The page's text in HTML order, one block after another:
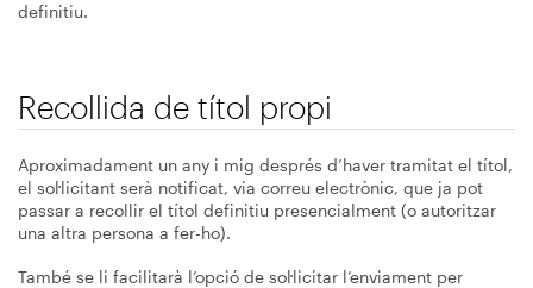
definitiu.
Recollida de títol propi
Aproximadament un any i mig després d’haver tramitat el títol,
el sol·licitant serà notificat, via correu electrònic, que ja pot
passar a recollir el títol definitiu presencialment (o autoritzar
una altra persona a fer-ho).
També se li facilitarà l’opció de sol·licitar l’enviament per